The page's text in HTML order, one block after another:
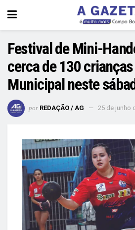
Festival de Mini-
cerca de 130
Municipal neste
por REDAÇÃO / AG 25 de junho